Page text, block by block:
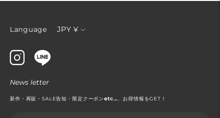
Language
通
JPY ¥
News letter
新作・再販・SALE告知・限定クーポンetc...、お得情報をGET！